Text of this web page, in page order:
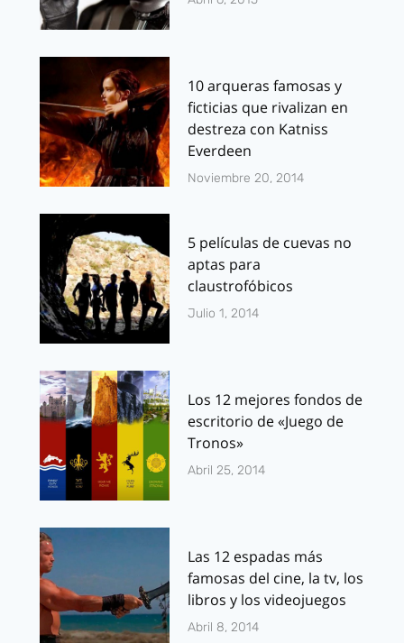
10 arqueras famosas y
ficticias que rivalizan en
destreza con Katniss
Everdeen
Noviembre 20, 2014
5 películas de cuevas no
aptas para
claustrofóbicos
Julio 1, 2014
Los 12 mejores fondos de
escritorio de «Juego de
Tronos»
Abril 25, 2014
Las 12 espadas más
famosas del cine, la tv, los
libros y los videojuegos
Abril 8, 2014